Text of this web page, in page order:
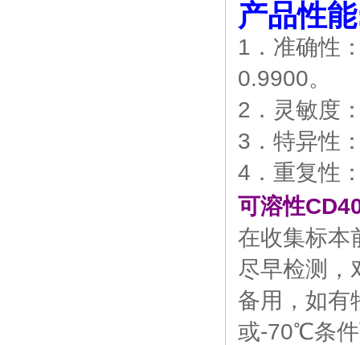
产品性
1．准确性
0.9900。
2．灵敏度
3．特异性
4．重复性
可溶性
在收集标本
尽早检测，
备用，如有
或-70℃条件